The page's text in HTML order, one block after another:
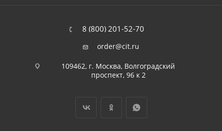
8 (800) 201-52-70
order@cit.ru
109462, г. Москва, Волгоградский
проспект, 96 к 2